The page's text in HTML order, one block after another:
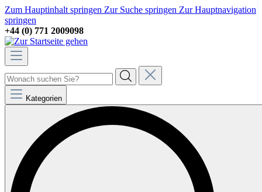
Zum Hauptinhalt springen Zur Suche springen Zur Hauptnavigation
springen
+44 (0) 771 2009098
Kategorien